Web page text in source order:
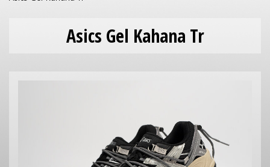
Asics Gel Kahana Tr